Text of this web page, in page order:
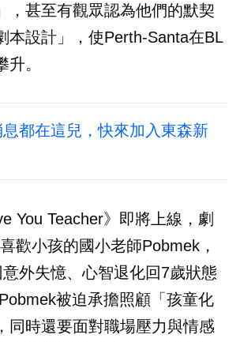
，甚至有觀眾認為他們的默契
本設計」，使Perth-Santa在BL
。
都在這兒，快來加入東森新
You Teacher》即將上線，劇
歡小孩的國小老師Pobmek，
外失憶、心智退化回7歲狀態
被迫承擔照顧「孩童化
同時還要面對職場壓力與情感